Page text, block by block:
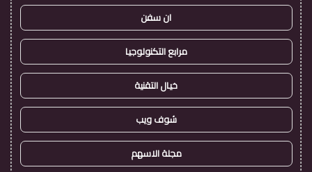
ان سفن
مرابع التكنولوجيا
خيال التقنية
شوف ويب
مجلة الاسهم